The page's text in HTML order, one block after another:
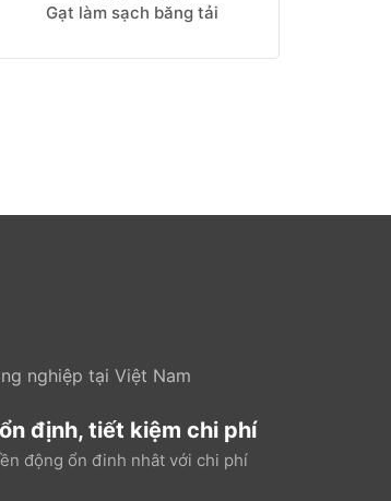
Gạt làm sạch băng tải
nghiệp tại Việt Nam
định, tiết kiệm chi phí
động ổn đinh nhât với chi phí